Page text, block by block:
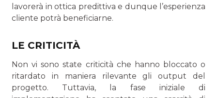
lavorerà in ottica predittiva e dunque l’esperienza
cliente potrà beneficiarne.
LE CRITICITÀ
Non vi sono state criticità che hanno bloccato o
ritardato in maniera rilevante gli output del
progetto. Tuttavia, la fase iniziale di